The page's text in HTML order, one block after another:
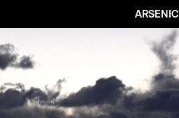
ARSENIC